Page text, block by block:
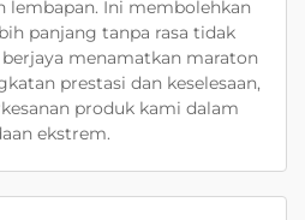
lembapan. Ini membolehkan
panjang tanpa rasa tidak
menamatkan maraton
prestasi dan keselesaan,
produk kami dalam
ekstrem.